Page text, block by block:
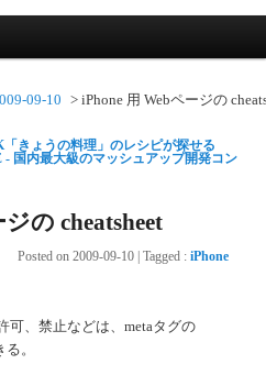
09-10 iPhone 用 Webページの
きょうの料理」のレシピが探せる
国内最大級のマッシュアップ開発コン
の cheatsheet
Posted on 2009-09-10 Tagged : iPhone
可、禁止などは、metaタグの
。